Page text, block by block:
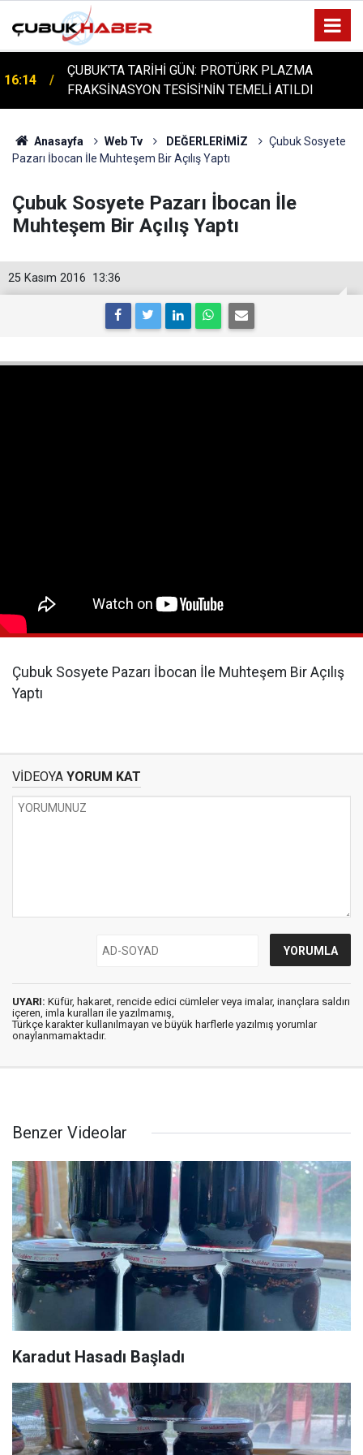
16:14
ÇUBUK'TA TARİHİ GÜN: PROTÜRK PLAZMA
FRAKSİNASYON TESİSİ'NİN TEMELİ ATILDI
Anasayfa Web Tv DEĞERLERİMİZ
Çubuk Sosyete
Pazarı İbocan İle Muhteşem Bir Açılış Yaptı
Çubuk Sosyete Pazarı İbocan İle
Muhteşem Bir Açılış Yaptı
13:36
25 Kasım 2016
Çubuk Sosyete Pazarı İbocan İle Muhteşem Bir Açılış
Yaptı
VİDEOYA YORUM KAT
UYARI: Küfür, hakaret, rencide edici cümleler veya imalar, inançlara saldırı
içeren, imla kuralları ile yazılmamış,
Türkçe karakter kullanılmayan ve büyük harflerle yazılmış yorumlar
onaylanmamaktadır.
Benzer Videolar
Karadut Hasadı Başladı